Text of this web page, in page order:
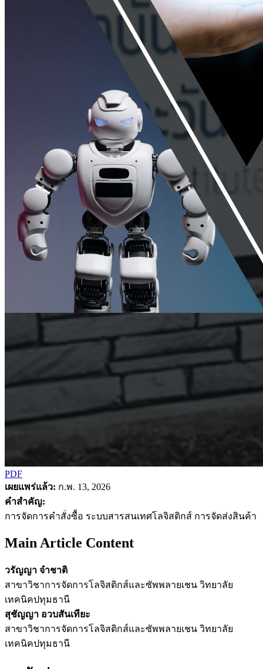
PDF
เผยแพร่แล้ว: ก.พ. 13, 2026
คำสำคัญ:
การจัดการคำสั่งซื้อ ระบบสารสนเทศโลจิสติกส์ การจัดส่งสินค้า
Main Article Content
วรัญญา จำชาติ
สาขาวิชาการจัดการโลจิสติกส์และซัพพลายเชน วิทยาลัย
เทคนิคปทุมธานี
สุชัญญา อวบสันเทียะ
สาขาวิชาการจัดการโลจิสติกส์และซัพพลายเชน วิทยาลัย
เทคนิคปทุมธานี